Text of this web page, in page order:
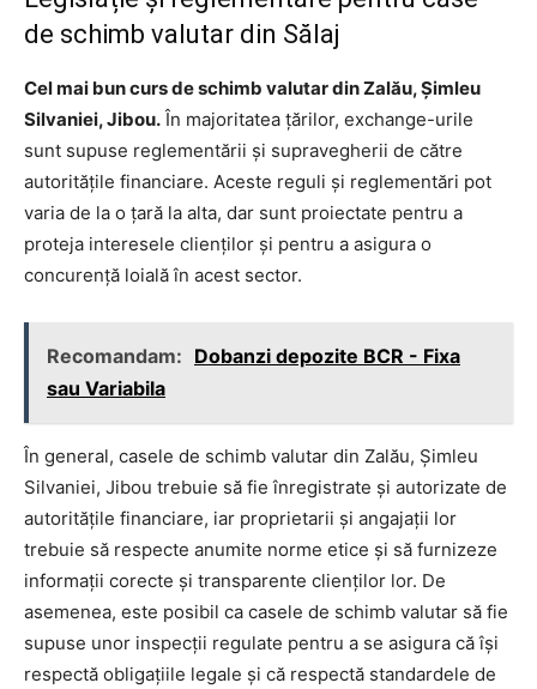
de schimb valutar din Sălaj
Cel mai bun curs de schimb valutar din Zalău, Șimleu
Silvaniei, Jibou. În majoritatea țărilor, exchange-urile
sunt supuse reglementării și supravegherii de către
autoritățile financiare. Aceste reguli și reglementări pot
varia de la o țară la alta, dar sunt proiectate pentru a
proteja interesele clienților și pentru a asigura o
concurență loială în acest sector.
Recomandam: Dobanzi depozite BCR - Fixa
sau Variabila
În general, casele de schimb valutar din Zalău, Șimleu
Silvaniei, Jibou trebuie să fie înregistrate și autorizate de
autoritățile financiare, iar proprietarii și angajații lor
trebuie să respecte anumite norme etice și să furnizeze
informații corecte și transparente clienților lor. De
asemenea, este posibil ca casele de schimb valutar să fie
supuse unor inspecții regulate pentru a se asigura că își
respectă obligațiile legale și că respectă standardele de